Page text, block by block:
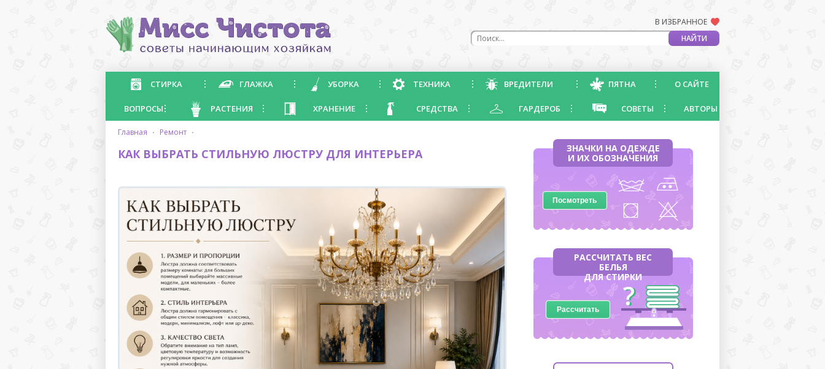
В ИЗБРАННОЕ
СТИРКА ГЛАЖКА УБОРКА ТЕХНИКА ВРЕДИТЕЛИ ПЯТНА О САЙТЕ
ВОПРОСЫ РАСТЕНИЯ ХРАНЕНИЕ СРЕДСТВА ГАРДЕРОБ СОВЕТЫ АВТОРЫ
главная · ремонт ·
КАК ВЫБРАТЬ СТИЛЬНУЮ ЛЮСТРУ ДЛЯ ИНТЕРЬЕРА
ЗНАЧКИ НА ОДЕЖДЕ
И ИХ ОБОЗНАЧЕНИЯ
Посмотреть
РАССЧИТАТЬ ВЕС
БЕЛЬЯ
ДЛЯ СТИРКИ
Рассчитать